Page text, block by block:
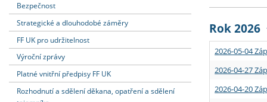
Dozvědět se více Strategie
Podpora
Podat přihlášku Učitelské
Dozvědět se více
Rigorózní
Dozvědět se více
Granty a
Dozvědět se více
Bezpečnost
Strategické a dlouhodobé záměry
FF UK pro udržitelnost
Výroční zprávy
Platné vnitřní předpisy FF UK
Rozhodnutí a sdělení děkana, opatření a sdělení
Rok 2026
2026-05-04
2026-04-27
2026-04-20